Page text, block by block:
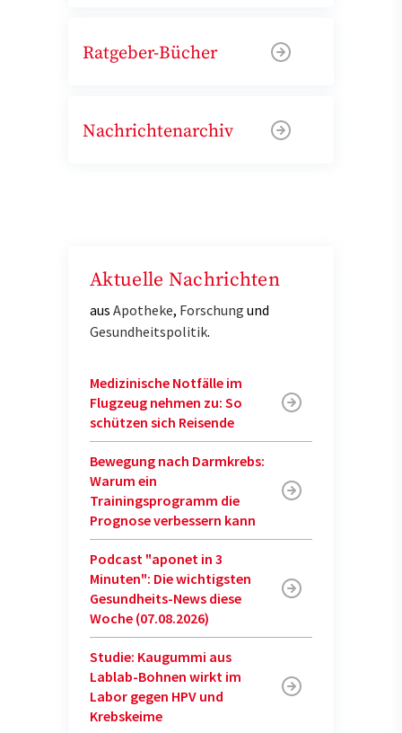
Ratgeber-Bücher
Nachrichtenarchiv
Aktuelle Nachrichten
aus Apotheke, Forschung und
Gesundheitspolitik.
Medizinische Notfälle im
Flugzeug nehmen zu: So
schützen sich Reisende
Bewegung nach Darmkrebs:
Warum ein
Trainingsprogramm die
Prognose verbessern kann
Podcast "aponet in 3
Minuten": Die wichtigsten
Gesundheits-News diese
Woche (07.08.2026)
Studie: Kaugummi aus
Lablab-Bohnen wirkt im
Labor gegen HPV und
Krebskeime